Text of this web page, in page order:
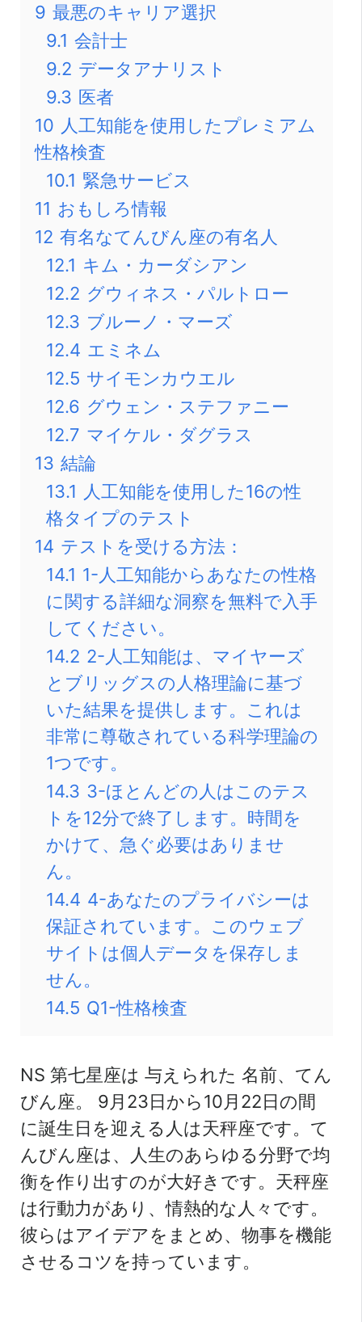
9 最悪のキャリア選択
9.1 会計士
9.2 データアナリスト
9.3 医者
10 人工知能を使用したプレミアム
性格検査
10.1 緊急サービス
11 おもしろ情報
12 有名なてんびん座の有名人
12.1 キム・カーダシアン
12.2 グウィネス・パルトロー
12.3 ブルーノ・マーズ
12.4 エミネム
12.5 サイモンカウエル
12.6 グウェン・ステファニー
12.7 マイケル・ダグラス
13 結論
13.1 人工知能を使用した16の性
格タイプのテスト
14 テストを受ける方法：
14.1 1-人工知能からあなたの性格
に関する詳細な洞察を無料で入手
してください。
14.2 2-人工知能は、マイヤーズ
とブリッグスの人格理論に基づ
いた結果を提供します。これは
非常に尊敬されている科学理論の
1つです。
14.3 3-ほとんどの人はこのテス
トを12分で終了します。時間を
かけて、急ぐ必要はありませ
ん。
14.4 4-あなたのプライバシーは
保証されています。このウェブ
サイトは個人データを保存しま
せん。
14.5 Q1-性格検査
NS 第七星座は 与えられた 名前、てん
びん座。 9月23日から10月22日の間
に誕生日を迎える人は天秤座です。て
んびん座は、人生のあらゆる分野で均
衡を作り出すのが大好きです。天秤座
は行動力があり、情熱的な人々です。
彼らはアイデアをまとめ、物事を機能
させるコツを持っています。